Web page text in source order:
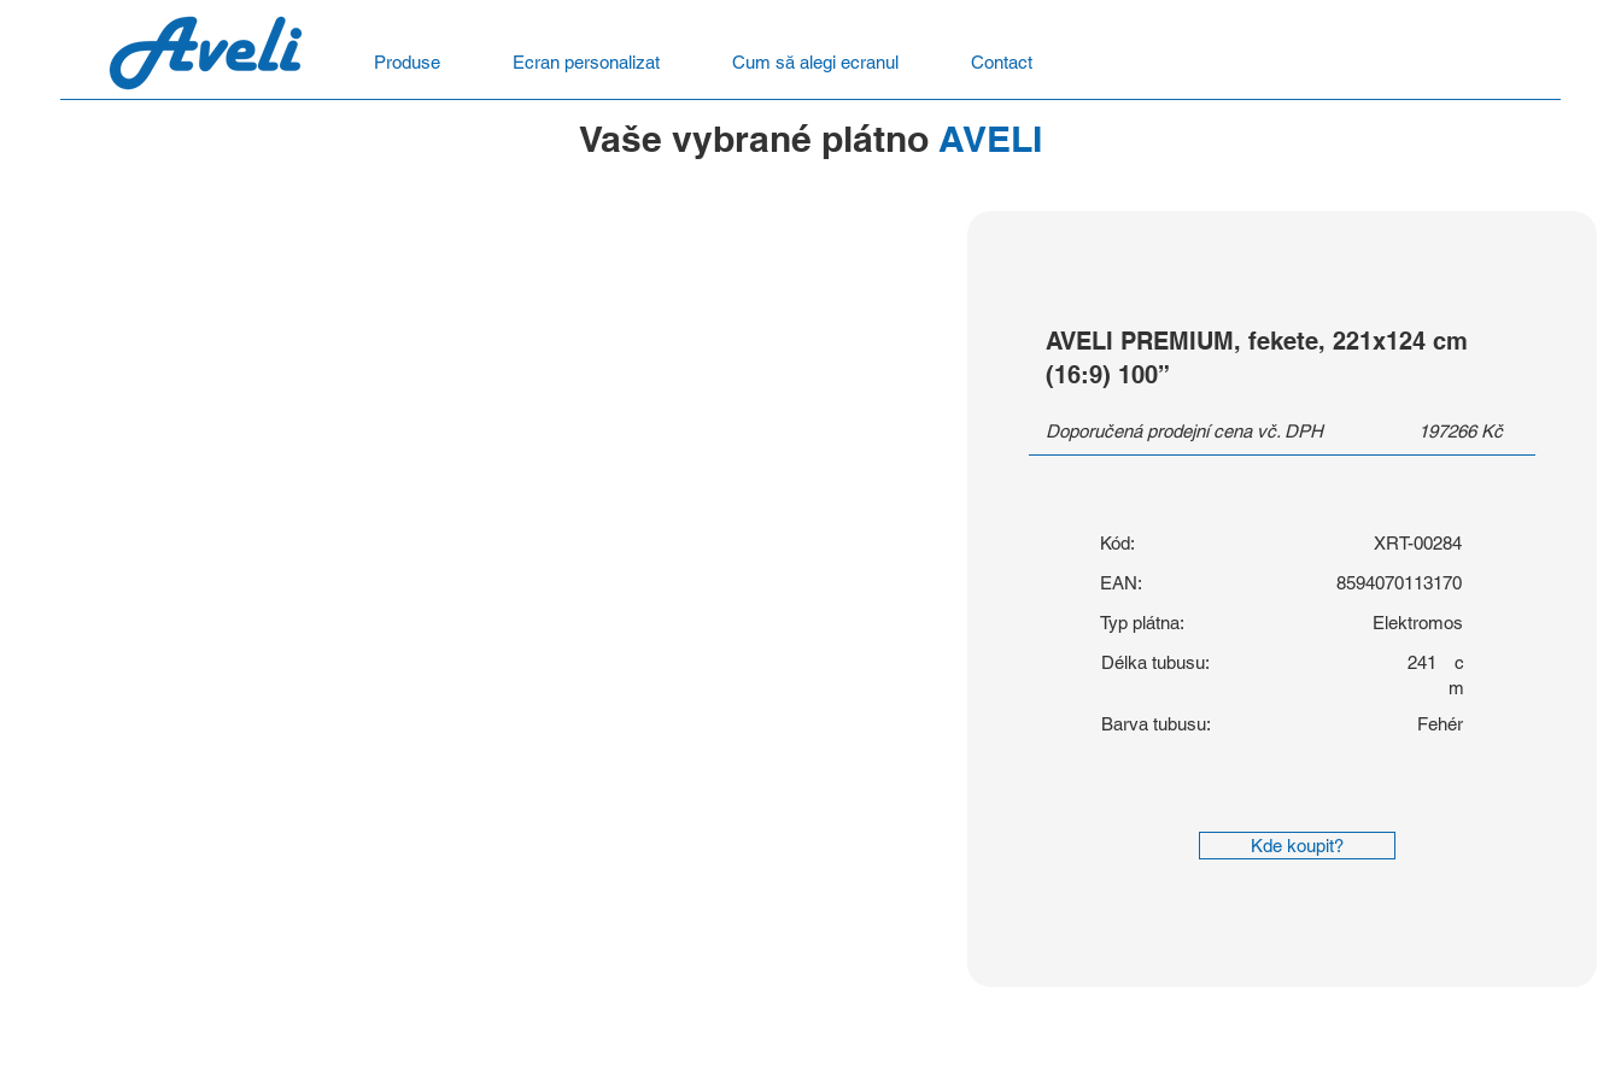
Produse Ecran personalizat Cum să alegi ecranul Contact
Vaše vybrané plátno AVELI
AVELI PREMIUM, fekete, 221x124 cm
(16:9) 100”
Doporučená prodejní cena vč. DPH 197266 Kč
Kód:
XRT-00284
EAN:
8594070113170
Typ plátna:
Elektromos
Délka tubusu:
241
c
m
Barva tubusu:
Fehér
Kde koupit?